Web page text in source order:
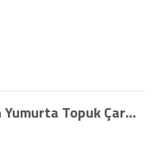
5 Bağlı Sivri Burun Yumurta Topuk Çarşamba Ayakkabısı (109)